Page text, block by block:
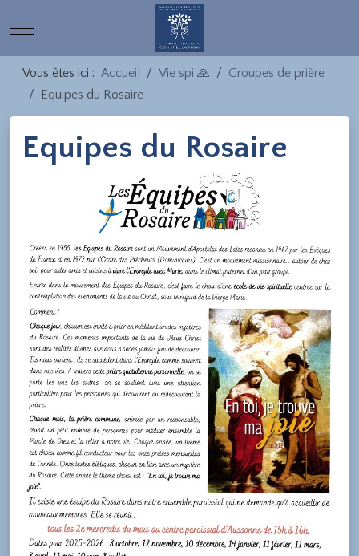
Mobile Menu Toggle
Vous êtes ici : Accueil Vie spi 🙏
Groupes de prière
Equipes du Rosaire
Equipes du Rosaire